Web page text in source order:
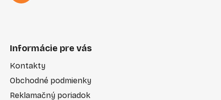
Informácie pre vás
Kontakty
Obchodné podmienky
Reklamačný poriadok